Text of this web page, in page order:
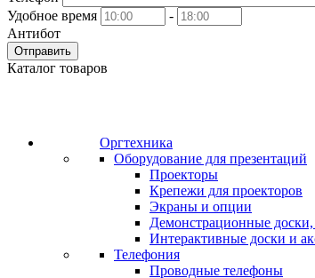
Удобное время
-
Антибот
Отправить
Каталог товаров
Оргтехника
Оборудование для презентаций
Проекторы
Крепежи для проекторов
Экраны и опции
Демонстрационные
Интерактивные доски и
Телефония
Проводные телефоны